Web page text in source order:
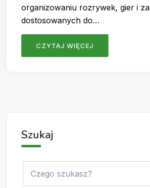
organizowaniu rozrywek, gier i
dostosowanych do…
CZYTAJ WIĘCEJ
Szukaj